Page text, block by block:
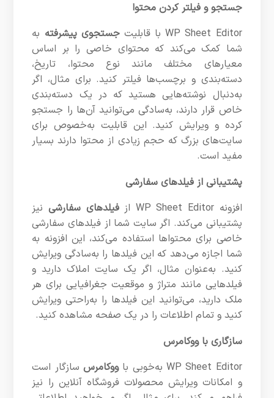
جستجو و فیلتر کردن محتوا
WP Sheet Editor با قابلیت
جستجوی پیشرفته به
شما کمک می‌کند که محتوای خاصی را بر اساس
معیارهای مختلف مانند نوع محتوا، تاریخ،
دسته‌بندی و برچسب‌ها فیلتر کنید. برای مثال، اگر
به‌دنبال نوشته‌هایی هستید که در یک دسته‌بندی
خاص قرار دارند، به‌سادگی می‌توانید آن‌ها را جستجو
کرده و ویرایش کنید. این قابلیت به‌خصوص برای
سایت‌های بزرگ که حجم زیادی از محتوا دارند بسیار
مفید است.
پشتیبانی از فیلدهای سفارشی
افزونه WP Sheet Editor از
فیلدهای سفارشینیز
پشتیبانی می‌کند. اگر سایت شما از فیلدهای سفارشی
خاصی برای محتواها استفاده می‌کند، این افزونه به
شما اجازه می‌دهد که این فیلدها را به‌سادگی ویرایش
کنید. به‌عنوان مثال، اگر یک سایت املاک دارید و
فیلدهایی مانند متراژ و موقعیت جغرافیایی برای هر
ملک دارید، می‌توانید این فیلدها را به‌راحتی ویرایش
کنید و تمام اطلاعات را در یک صفحه مشاهده کنید.
سازگاری با ووکامرس
WP Sheet Editor به‌خوبی با
ووکامرسسازگار است
و امکانات ویرایش محصولات فروشگاه آنلاین را نیز